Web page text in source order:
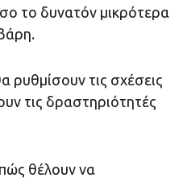
το δυνατόν μικρότερα
ρυθμίσουν τις σχέσεις
τις δραστηριότητές
θέλουν να